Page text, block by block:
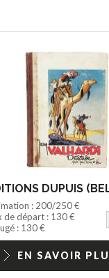
: 200/250 €
de départ : 130 €
: 130 €
EN SAVOIR